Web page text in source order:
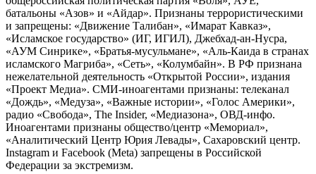
батальоны «Азов» и «Айдар». Признаны террористическими
и запрещены: «Движение Талибан», «Имарат Кавказ»,
«Исламское государство» (ИГ, ИГИЛ), Джебхад-ан-Нусра,
«АУМ Синрике», «Братья-мусульмане», «Аль-Каида в странах
исламского Магриба», «Сеть», «Колумбайн». В РФ признана
нежелательной деятельность «Открытой России», издания
«Проект Медиа». СМИ-иноагентами признаны: телеканал
«Дождь», «Медуза», «Важные истории», «Голос Америки»,
радио «Свобода», The Insider, «Медиазона», ОВД-инфо.
Иноагентами признаны общество/центр «Мемориал»,
«Аналитический Центр Юрия Левады», Сахаровский центр.
Instagram и Facebook (Metа) запрещены в Российской
Федерации за экстремизм.